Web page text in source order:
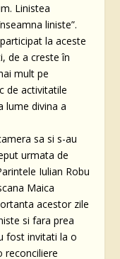
Linistea
liniste”.
la aceste
de a creste în
mult pe
de activitatile
lume divina a
sa si s-au
urmata de
Iulian Robu
Maica
acestor zile
si fara prea
fost invitati la o
reconciliere